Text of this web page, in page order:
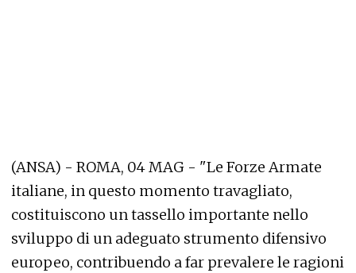
(ANSA) - ROMA, 04 MAG - "Le Forze Armate
italiane, in questo momento travagliato,
costituiscono un tassello importante nello
sviluppo di un adeguato strumento difensivo
europeo, contribuendo a far prevalere le ragioni